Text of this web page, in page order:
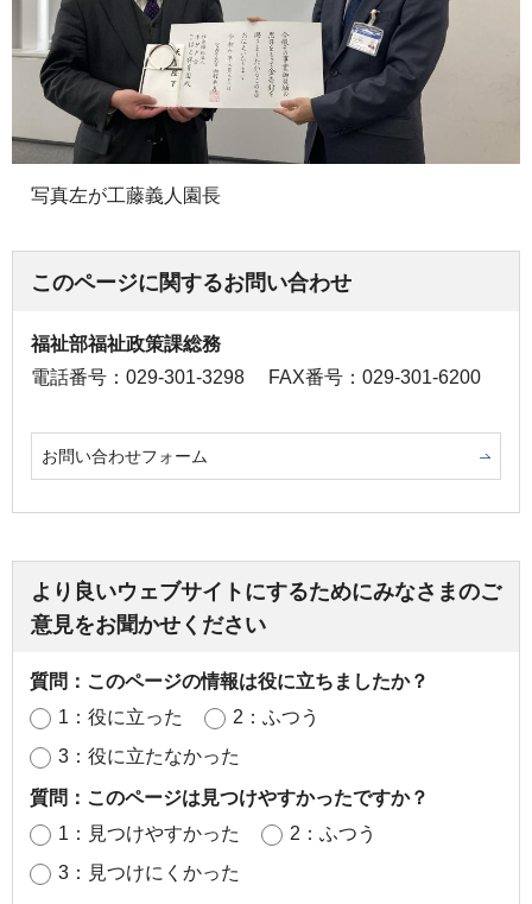
写真左が工藤義人園長
このページに関するお問い合わせ
福祉部福祉政策課総務
電話番号：029-301-3298
FAX番号：029-301-6200
お問い合わせフォーム
より良いウェブサイトにするためにみなさまのご
意見をお聞かせください
質問：このページの情報は役に立ちましたか？
1：役に立った
2：ふつう
3：役に立たなかった
質問：このページは見つけやすかったですか？
1：見つけやすかった
2：ふつう
3：見つけにくかった